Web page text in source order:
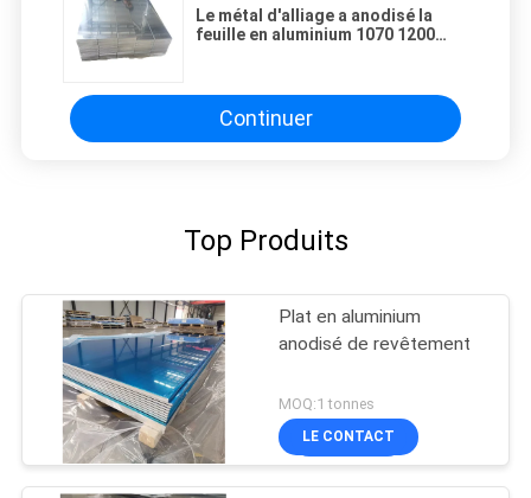
Le métal d'alliage a anodisé la
feuille en aluminium 1070 1200
Continuer
Top Produits
Plat en aluminium
anodisé de revêtement
MOQ:1 tonnes
LE CONTACT